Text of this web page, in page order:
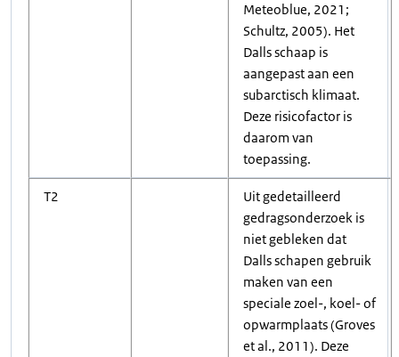
Meteoblue, 2021;
Schultz, 2005). Het
Dalls schaap is
aangepast aan een
subarctisch klimaat.
Deze risicofactor is
daarom van
toepassing.
T2
Uit gedetailleerd
gedragsonderzoek is
niet gebleken dat
Dalls schapen gebruik
maken van een
speciale zoel-, koel- of
opwarmplaats (Groves
et al., 2011). Deze